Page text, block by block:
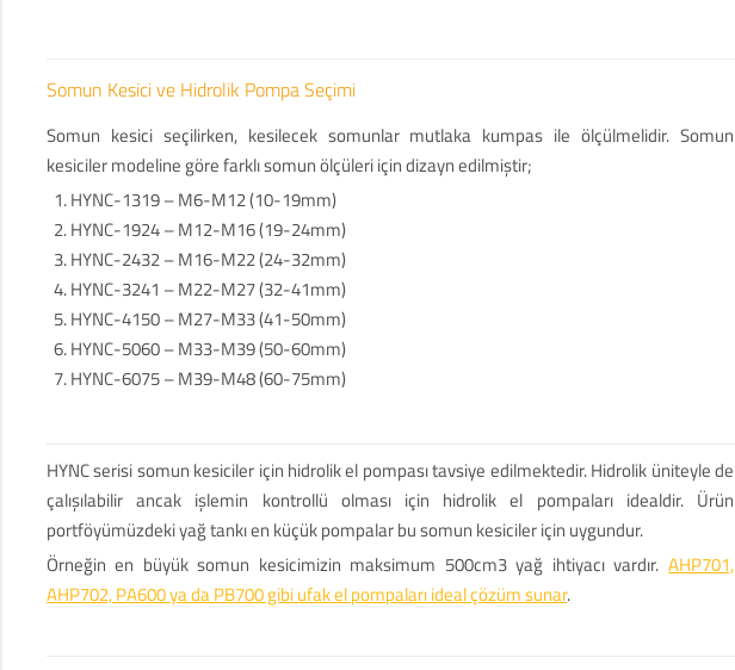
Somun Kesici ve Hidrolik Pompa Seçimi
Somun kesici seçilirken, kesilecek somunlar mutlaka kumpas ile ölçülmelidir. Somun
kesiciler modeline göre farklı somun ölçüleri için dizayn edilmiştir;
HYNC-1319 – M6-M12 (10-19mm)
HYNC-1924 – M12-M16 (19-24mm)
HYNC-2432 – M16-M22 (24-32mm)
HYNC-3241 – M22-M27 (32-41mm)
HYNC-4150 – M27-M33 (41-50mm)
HYNC-5060 – M33-M39 (50-60mm)
HYNC-6075 – M39-M48 (60-75mm)
HYNC serisi somun kesiciler için hidrolik el pompası tavsiye edilmektedir. Hidrolik üniteyle de
çalışılabilir ancak işlemin kontrollü olması için hidrolik el pompaları idealdir. Ürün
portföyümüzdeki yağ tankı en küçük pompalar bu somun kesiciler için uygundur.
Örneğin en büyük somun kesicimizin maksimum 500cm3 yağ ihtiyacı vardır. AHP701,
AHP702, PA600 ya da PB700 gibi ufak el pompaları ideal çözüm sunar.